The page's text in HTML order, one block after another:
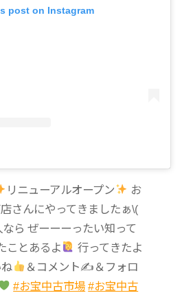
post on Instagram
リニューアルオープン
お
さんにやってきましたぁ\(
ら ぜーーーったい知って
ことあるよ
行ってきたよ
＆コメント✍ ＆フォロ
#お宝中古市場 #お宝中古